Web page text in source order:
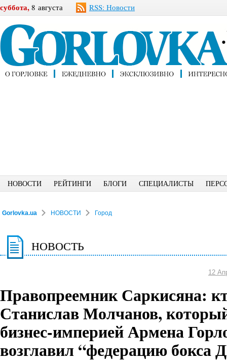
суббота, 8 августа RSS: Новости
НОВОСТИ РЕЙТИНГИ БЛОГИ СПЕЦИАЛИСТЫ
Gorlovka.ua НОВОСТИ Город
НОВОСТЬ
12
Правопреемник Саркисяна:
Станислав Молчанов,
бизнес-империей Армена
возглавил “федерацию бокса